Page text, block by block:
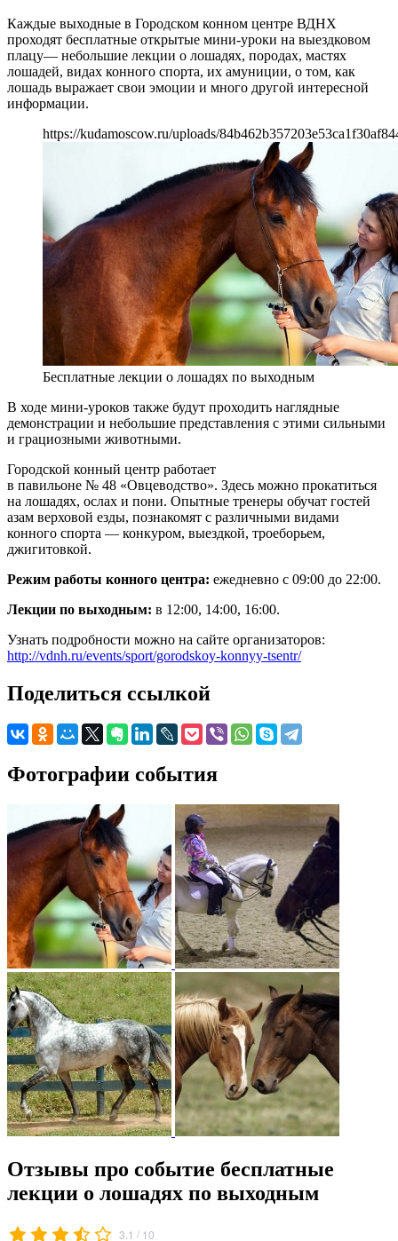
Каждые выходные в Городском конном центре ВДНХ
проходят бесплатные открытые мини-уроки на выездковом
плацу— небольшие лекции о лошадях, породах, мастях
лошадей, видах конного спорта, их амуниции, о том, как
лошадь выражает свои эмоции и много другой интересной
информации.
https://kudamoscow.ru/uploads/
Бесплатные лекции о лошадях по выходным
В ходе мини-уроков также будут проходить наглядные
демонстрации и небольшие представления с этими сильными
и грациозными животными.
Городской конный центр работает
в павильоне № 48 «Овцеводство». Здесь можно прокатиться
на лошадях, ослах и пони. Опытные тренеры обучат гостей
азам верховой езды, познакомят с различными видами
конного спорта — конкуром, выездкой, троеборьем,
джигитовкой.
Режим работы конного центра: ежедневно с 09:00 до 22:00.
Лекции по выходным: в 12:00, 14:00, 16:00.
Узнать подробности можно на сайте организаторов:
http://vdnh.ru/events/sport/gorodskoy-konnyy-tsentr/
Поделиться ссылкой
Фотографии события
Отзывы про событие бесплатные
лекции о лошадях по выходным
3.1 / 10